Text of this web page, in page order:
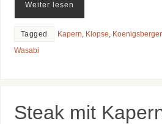
Weiter lesen
Tagged Kapern Klopse Koenigsberger,
Wasabi
Steak mit